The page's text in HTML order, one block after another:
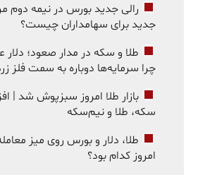
رالی جدید بورس در نیمه دوم
جدید برای سهامداران چیست؟
طلا و سکه در مدار صعود؛
چرا سرمایه‌ها دوباره به سمت فلز
بازار طلا امروز سبزپوش شد |
سکه، طلا و نیم‌سکه
طلا، دلار و بورس روی میز
امروز کدام بود؟